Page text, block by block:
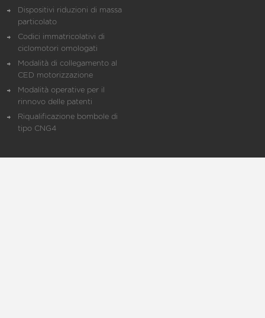
Dispositivi riduzioni di massa
particolato
Codici immatricolativi di
ciclomotori omologati
Modalità di collegamento al
CED motorizzazione
Modalità operative per il
rinnovo delle patenti
Riqualificazione bombole di
tipo CNG4